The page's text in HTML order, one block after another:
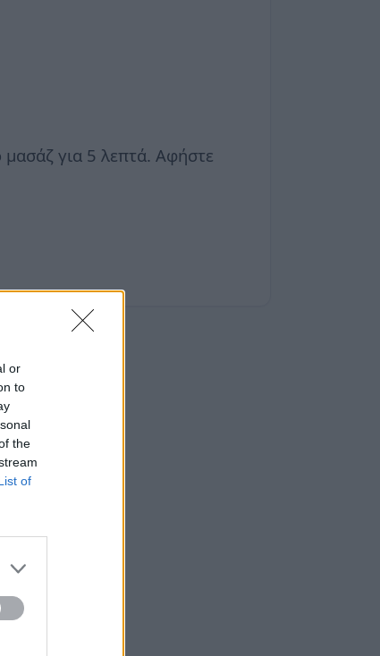
or
to
the
of
για 5 λεπτά. Αφήστε